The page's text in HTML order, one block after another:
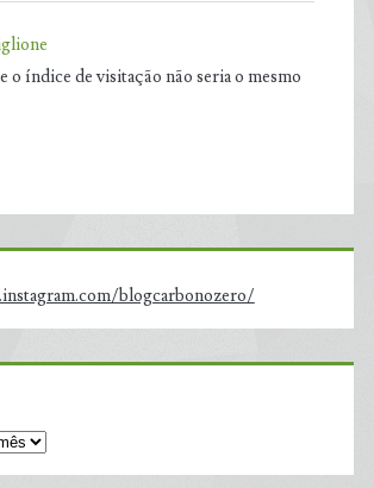
o índice de visitação não seria o mesmo
blogcarbonozero/